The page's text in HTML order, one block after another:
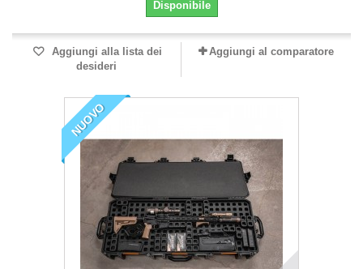
Disponibile
Aggiungi alla lista dei
desideri
Aggiungi al comparatore
NUOVO